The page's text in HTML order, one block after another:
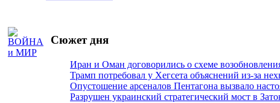
Сюжет дня
Иран и Оман договорились о схеме
Трамп потребовал у Хегсета объяснений из-за
Опустошение арсеналов Пентагона вызвало
Разрушен украинский стратегический мост в